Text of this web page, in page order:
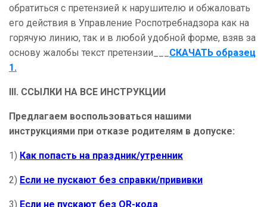
обратиться с претензией к нарушителю и обжаловать
его действия в Управление Роспотребнадзора как на
горячую линию, так и в любой удобной форме, взяв за
основу жалобы текст претензии___ СКАЧАТЬ образец
1.
III. ССЫЛКИ НА ВСЕ ИНСТРУКЦИИ
Предлагаем воспользоваться нашими
инструкциями при отказе родителям в допуске:
1) Как попасть на праздник/утренник
2) Если не пускают без справки/прививки
3) Если не пускают без QR-кода